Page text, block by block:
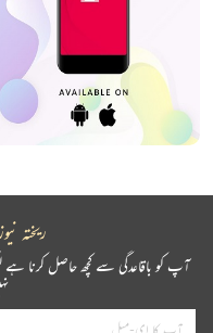
ریختہ
آپ کو باقاعدگی سے کچھ حاصل کرنا